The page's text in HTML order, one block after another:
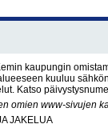
kaupungin
kuuluu
Katso
omien www-sivujen
JAKELUA